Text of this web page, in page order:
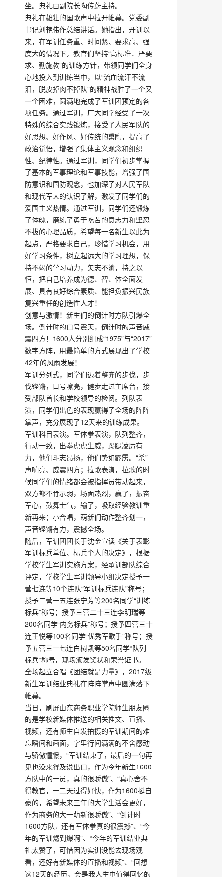
坐。典礼由副院长陶传蔚主持。
典礼在雄壮的国歌声中拉开帷幕。党委副
书记刘艳伟作总结讲话。她指出，开训以
来，在军训任务重、时间紧、要求高、强
度大的情况下，教官们坚持“高标准、严要
求、勤施教”的训练方针，带领同学们全身
心地投入到训练当中，以“流血流汗不流
泪，脱皮掉肉不掉队”的精神战胜了一个又
一个困难，圆满地完成了军训团预定的各
项任务。通过军训，广大同学经受了一次
特殊的综合实践锻炼，接受了人民军队的
好思想、好作风、好传统的熏陶，提高了
政治觉悟，增强了集体主义观念和组织
性、纪律性。通过军训，同学们初步掌握
了基本的军事理论和军事技能，增强了国
防意识和国防观念，也加深了对人民军队
和现代军人的认识了解，激发了同学们的
爱国主义热情。通过军训，同学们还锻炼
了体魄，磨练了勇于吃苦的意志力和坚忍
不拔的心理品质，希望每一名新生以此为
起点，严格要求自己，珍惜学习机会，用
好学习条件，树立起远大的学习理想，保
持不竭的学习动力，矢志不渝，持之以
恒，把自己培养成为德、智、体全面发
展、具有良好综合素质、能担负振兴民族
复兴重任的创造性人才！
创意与激情！新生们的倒计时方队引爆全
场。倒计时的口号震天，倒计时的声音威
震四方！1600人分别组成“1975”与“2017”
数字方阵，用最简单的方式展现出了学校
42年的风雨发展！
军训分列式，同学们迈着整齐的步伐，步
伐铿锵，口号嘹亮，健步走过主席台，接
受部队首长和学校领导的检阅。列队表
演，同学们出色的表现赢得了全场的阵阵
掌声，充分展现了12天来的训练成果。
军训科目表演。军体拳表演，队列整齐，
行动一致，出拳虎虎生威，踢腿凌厉有
力，他们斗志昂扬，他们势如霹雳。“杀”
声响亮、威震四方；拉歌表演，拉歌的时
候同学们的情绪都会被指挥员带动起来，
双方都不肯示弱，场面热烈，赢了，振奋
军心，鼓舞士气，输了，吸取经验教训重
新再来；小合唱，萌新们动作整齐划一，
声音铿锵有力，震撼全场。
随后，军训团团长于沈金宣读《关于表彰
军训标兵单位、标兵个人的决定》，根据
学校学生军训实施方案，经承训部队综合
评定，学校学生军训领导小组决定授予一
营七连等10个连队“军训标兵连队”称号；
授予二营十五连张宁芳等200名同学“训练
标兵”称号；授予三营二十三连李明瑞等
200名同学“内务标兵”称号；授予四营三十
连王悦等100名同学“优秀军歌手”称号；授
予五营三十七连白树凯等50名同学“队列
标兵”称号，现场颁发奖状和荣誉证书。
全场起立合唱《团结就是力量》，2017级
新生军训结业典礼在阵阵掌声中圆满落下
帷幕。
当日，刷屏山东商务职业学院师生朋友圈
的是学校新媒体推送的相关推文、直播、
视频，还有师生自发拍摄的军训期间的难
忘瞬间和画面，字里行间满满的不舍感动
与骄傲憧憬，“军训结束了，最后的一句再
见也没来得及说出口，作为今年新生1600
方队中的一员，真的很骄傲”、“真心舍不
得教官，十二天过得好快，作为1600挺自
豪的，希望未来三年的大学生活会更好，
作为商务的大一萌新很骄傲”、“倒计时
1600方队，还有军体拳真的很震撼”、“今
年的军训燃到爆啊”、“今年的军训结业典
礼太赞了，可惜因为实训没能去现场观
看，还好有新媒体的直播和视频”、“回想
这12天的经历，会是我人生中值得回忆的